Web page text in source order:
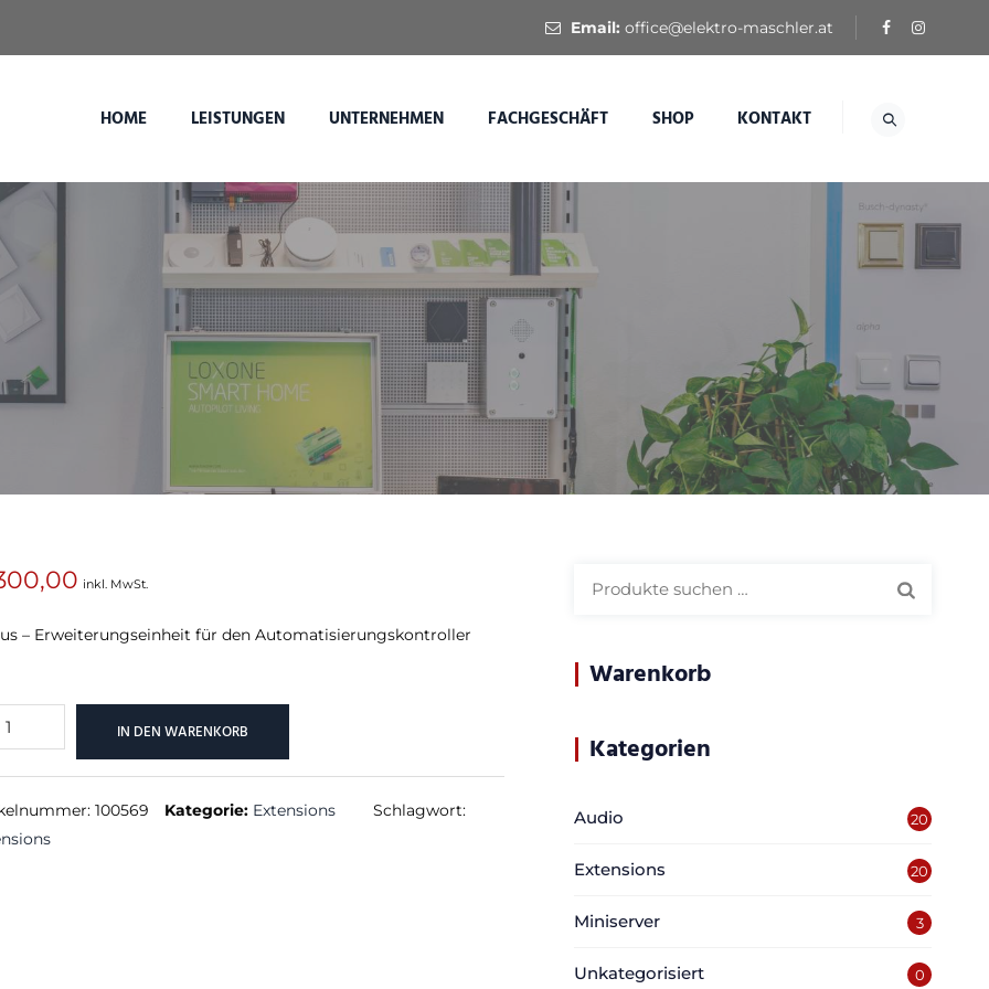
Email: office@elektro-maschler.at
HOME LEISTUNGEN UNTERNEHMEN FACHGESCHÄFT SHOP KONTAKT
inkl. MwSt.
– Erweiterungseinheit für den Automatisierungskontroller
IN DEN WARENKORB
100569 Kategorie: Extensions
Schlagwort:
Warenkorb
Kategorien
Audio 20
Extensions 20
Miniserver 3
Unkategorisiert 0